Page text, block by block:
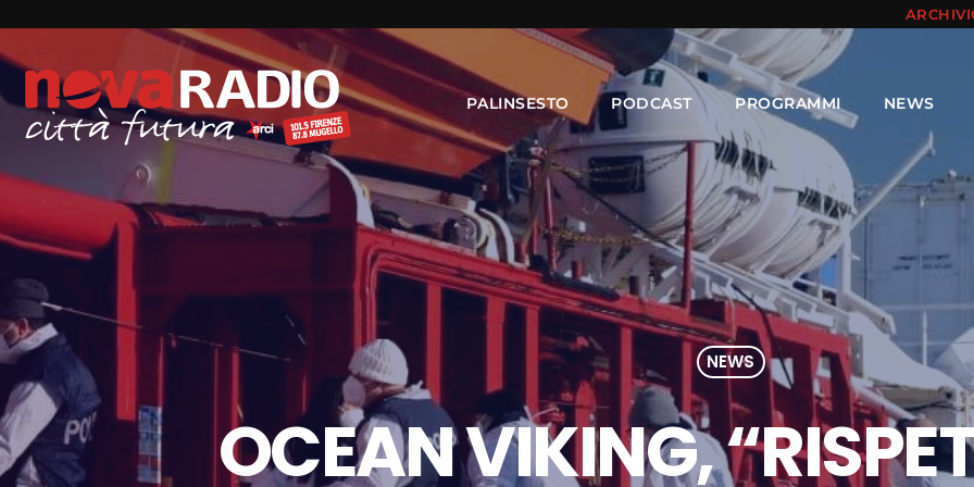
PALINSESTO PODCAST PROGRAMMI NEWS
NEWS
OCEAN VIKING,